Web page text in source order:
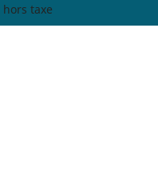
taxe